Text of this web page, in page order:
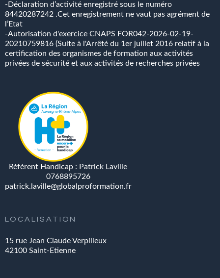
-Déclaration d’activité enregistré sous le numéro
84420287242 .Cet enregistrement ne vaut pas agrément de
l’Etat
-Autorisation d'exercice CNAPS FOR042-2026-02-19-
20210759816 (Suite à l'Arrêté du 1er juillet 2016 relatif à la
certification des organismes de formation aux activités
privées de sécurité et aux activités de recherches privées
Référent Handicap : Patrick Laville
0768895726
patrick.laville@globalproformation.fr
LOCALISATION
15 rue Jean Claude Verpilleux
42100 Saint-Etienne